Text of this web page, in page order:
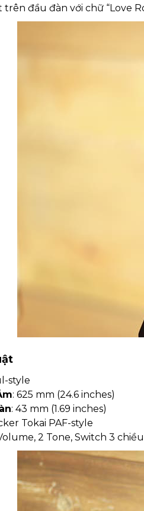
trên đầu đàn với chữ “Love
style
: 625 mm (24.6 inches)
: 43 mm (1.69 inches)
Tokai PAF-style
2 Tone, Switch 3 chiều